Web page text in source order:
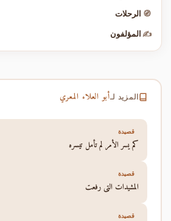
🧭 الرحلات
✍️ المؤلفون
المزيد لـأبو العلاء المعري
قصيدة
كم يسر الأمر لم تأمل تيسره
قصيدة
المشيدات التي رفعت
قصيدة